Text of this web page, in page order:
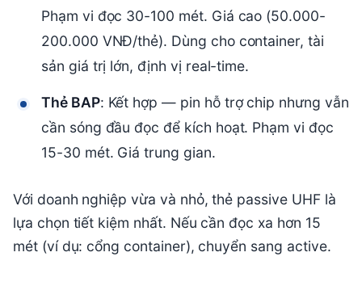
Phạm vi đọc 30-100 mét. Giá cao (50.000-
200.000 VNĐ/thẻ). Dùng cho container, tài
sản giá trị lớn, định vị real-time.
Thẻ BAP: Kết hợp — pin hỗ trợ chip nhưng vẫn
cần sóng đầu đọc để kích hoạt. Phạm vi đọc
15-30 mét. Giá trung gian.
Với doanh nghiệp vừa và nhỏ, thẻ passive UHF là
lựa chọn tiết kiệm nhất. Nếu cần đọc xa hơn 15
mét (ví dụ: cổng container), chuyển sang active.